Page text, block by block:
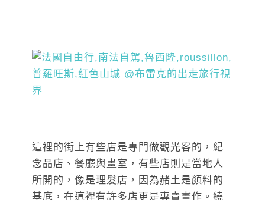
這裡的街上有些店是專門做觀光客的，紀
念品店、餐廳與畫室，有些店則是當地人
所開的，像是理髮店，因為赭土是顏料的
基底，在這裡有許多店更是專賣畫作。繞